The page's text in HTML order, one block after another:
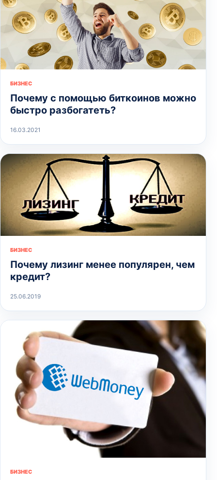
БИЗНЕС
Почему с помощью биткоинов можно
быстро разбогатеть?
16.03.2021
БИЗНЕС
Почему лизинг менее популярен, чем
кредит?
25.06.2019
БИЗНЕС